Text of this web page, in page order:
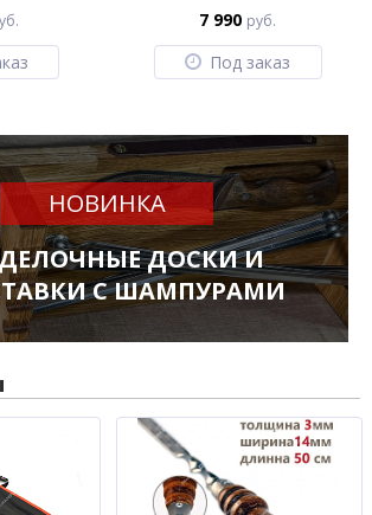
7 990 руб.
Под заказ
НОВИНКА
ДОСКИ И
С ШАМПУРАМИ